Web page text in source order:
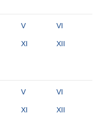
V VI
XI XII
V VI
XI XII